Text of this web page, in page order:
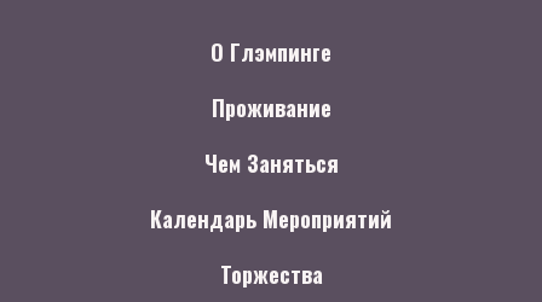
О Глэмпинге
Проживание
Чем Заняться
Календарь Мероприятий
Торжества